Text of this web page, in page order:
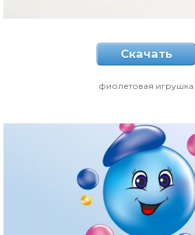
Скачать
фиолетовая игрушка